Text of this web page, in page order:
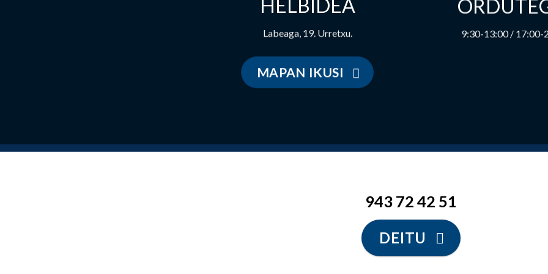
HELBIDEA
Labeaga, 19. Urretxu.
MAPAN IKUSI
9:30-13:00 / 17:00-
943 72 42 51
DEITU